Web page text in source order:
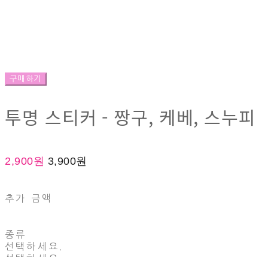
구매하기
투명 스티커 - 짱구, 케베, 스누피
2,900원 3,900원
추가 금액
종류
선택하세요.